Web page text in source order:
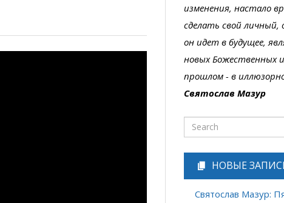
изменения, настало
сделать свой личный,
он идет в будущее,
новых Божественных
прошлом - в
Святослав Мазур
НОВЫЕ
Святослав Мазур: